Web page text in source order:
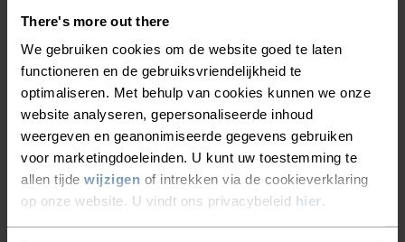
There's more out there
We gebruiken cookies om de website goed te laten
functioneren en de gebruiksvriendelijkheid te
optimaliseren. Met behulp van cookies kunnen we onze
website analyseren, gepersonaliseerde inhoud
weergeven en geanonimiseerde gegevens gebruiken
voor marketingdoeleinden. U kunt uw toestemming te
allen tijde wijzigen of intrekken via de cookieverklaring
op onze website. U vindt ons privacybeleid hier .
gestuiter. Berg je sleutels, telefoon, repen en
voor loopstokken of een jack. Gemaakt van zeer
ademende powermesh. Een veelzijdige riem voor
runs, trails en meer.
DETAILS MAKEN HET